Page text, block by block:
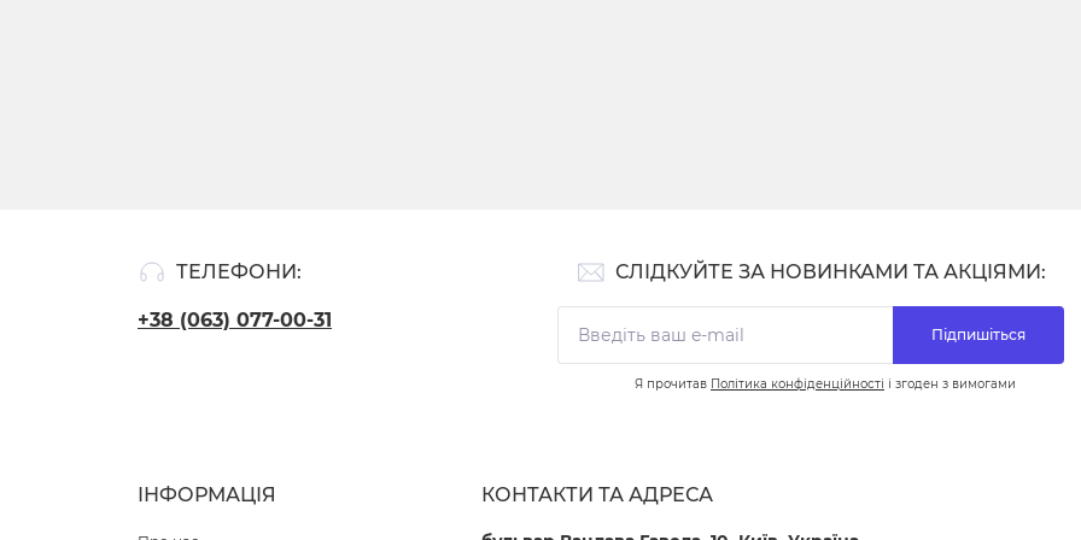
ТЕЛЕФОНИ:
+38 (063) 077-00-31
СЛІДКУЙТЕ ЗА НОВИНКАМИ ТА АКЦІЯМИ:
Підпишіться
Я прочитав Політика конфіденційності і згоден з вимогами
ІНФОРМАЦІЯ КОНТАКТИ ТА АДРЕСА